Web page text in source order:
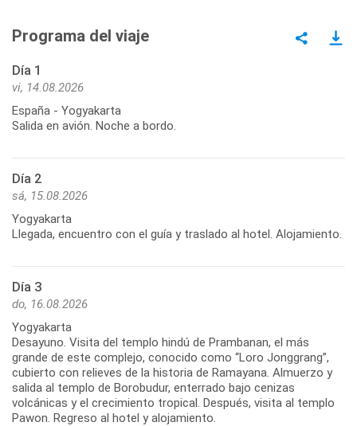
Programa del viaje
Día 1
vi, 14.08.2026
España - Yogyakarta
Salida en avión. Noche a bordo.
Día 2
sá, 15.08.2026
Yogyakarta
Llegada, encuentro con el guía y traslado al hotel. Alojamiento.
Día 3
do, 16.08.2026
Yogyakarta
Desayuno. Visita del templo hindú de Prambanan, el más
grande de este complejo, conocido como “Loro Jonggrang”,
cubierto con relieves de la historia de Ramayana. Almuerzo y
salida al templo de Borobudur, enterrado bajo cenizas
volcánicas y el crecimiento tropical. Después, visita al templo
Pawon. Regreso al hotel y alojamiento.